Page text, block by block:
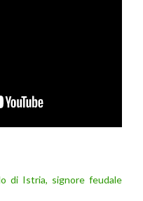
di Istria, signore feudale